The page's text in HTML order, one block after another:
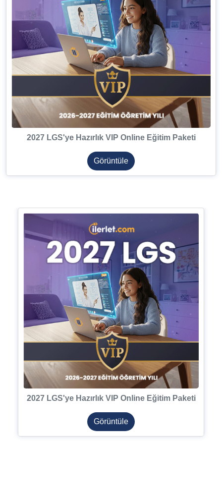
2027 LGS'ye Hazırlık VIP Online Eğitim Paketi
Görüntüle
2027 LGS'ye Hazırlık VIP Online Eğitim Paketi
Görüntüle